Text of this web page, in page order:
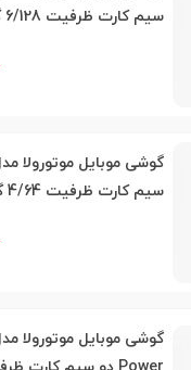
سیم کارت ظرفیت 6/128 گیگابایت
سیم کارت ظرفیت 4/64 گیگابایت